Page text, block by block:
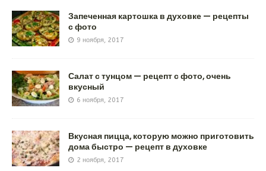
Запеченная картошка в духовке — рецепты
с фото
9 ноября, 2017
Салат с тунцом — рецепт с фото, очень
вкусный
6 ноября, 2017
Вкусная пицца, которую можно приготовить
дома быстро — рецепт в духовке
2 ноября, 2017